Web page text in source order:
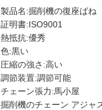
製品名:掘削機の復座ばね
証明書:ISO9001
熱抵抗:優秀
色:黒い
圧縮の強さ:高い
調節装置:調節可能
チェーン張力:馬小屋
掘削機のチェーン アジャ